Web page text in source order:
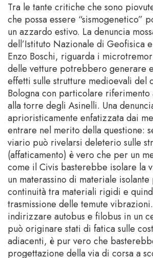
Tra le tante critiche che sono
che possa essere “sismogenetico”
un azzardo estivo. La denuncia
dell’Istituto Nazionale di Geofisica
Enzo Boschi, riguarda i
delle vetture potrebbero generare
effetti sulle strutture medioevali del
Bologna con particolare riferimento
alla torre degli Asinelli. Una
aprioristicamente enfatizzata dai
entrare nel merito della questione:
viario può rivelarsi deleterio sulle
(affaticamento) è vero che per un
come il Civis basterebbe isolare la
un materassino di materiale
continuità tra materiali rigidi e
trasmissione delle temute
indirizzare autobus e filobus in un
può originare stati di fatica sulle
adiacenti, è pur vero che
progettazione della via di corsa a